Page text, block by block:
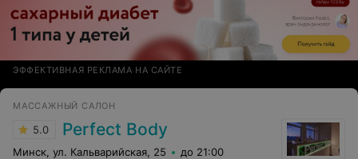
ЭФФЕКТИВНАЯ РЕКЛАМА НА САЙТЕ
МАССАЖНЫЙ САЛОН
5.0 Perfect Body
Минск, ул. Кальварийская, 25 до 21:00